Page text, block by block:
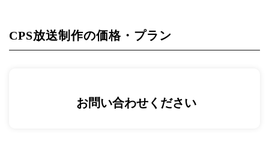
CPS放送制作の価格・プラン
お問い合わせください